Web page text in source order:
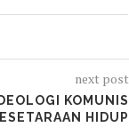
next post
KOMUNIS
HIDUP